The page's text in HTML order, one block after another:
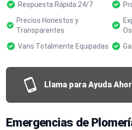
Respuesta Rápida 24/7
Precios Honestos y
Transparentes
Vans Totalmente Equipadas
Llama para Ayuda
Emergencias de